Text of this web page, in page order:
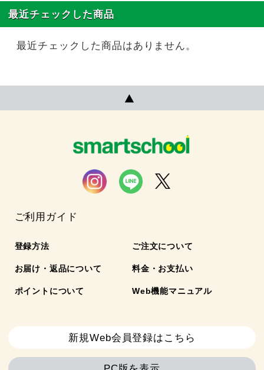
最近チェックした商品
最近チェックした商品はありません。
ご利用ガイド
登録方法 ご注文について
お届け・返品について 料金・お支払い
ポイントについて Web機能マニュアル
新規Web会員登録はこちら